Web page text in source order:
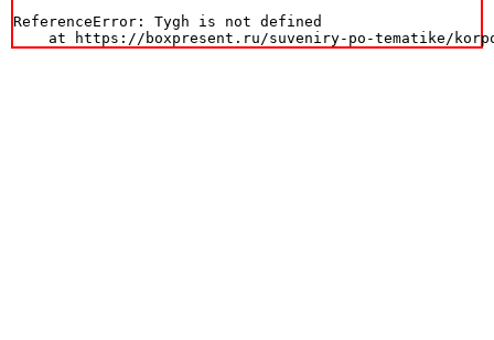
ReferenceError: Tygh is not defined
at https://boxpresent.ru/suveniry-po-tematike/